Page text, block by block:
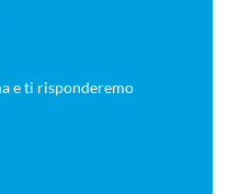
e ti risponderemo